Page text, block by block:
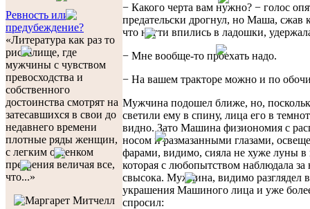
Ревность или
предубеждение?
«Литература как раз то
ристалище, где
мужчины с чувством
превосходства и
собственного
достоинства смотрят на
затесавшихся в свои до
недавнего времени
плотные ряды женщин,
с легким оттенком
презрения величая все,
что...»
− Какого черта вам нужно? − голос
предательски дрогнул, но Маша, сжав
что ногти впились в ладошки,
− Мне вообще-то проехать надо.
− На вашем тракторе можно и по
Мужчина подошел ближе, но,
светили ему в спину, лица его в
видно. Зато Машина физиономия с
носом и размазанными глазами,
фарами, видимо, сияла не хуже луны в
которая с любопытством наблюдала
свысока. Мужчина, видимо разглядел
украшения Машиного лица и уже
спросил: